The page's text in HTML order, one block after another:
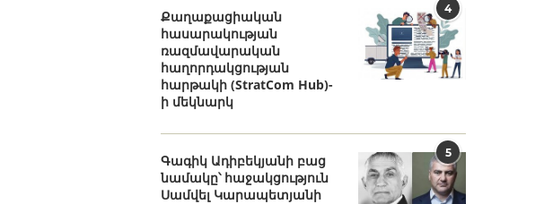
4
Քաղաքացիական
հասարակության
ռազմավարական
հաղորդակցության
հարթակի (StratCom Hub)-
ի մեկնարկ
5
Գագիկ Ադիբեկյանի բաց
նամակը՝ հաջակցություն
Սամվել Կարապետյանի